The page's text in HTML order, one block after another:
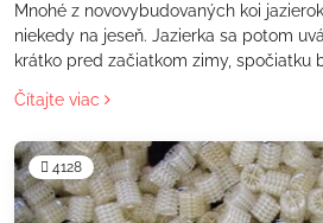
Mnohé z novovybudovaných koi
niekedy na jeseň. Jazierka sa potom
krátko pred začiatkom zimy, spočiatku
Teraz vyvstáva otázka, či sa dá biofilter
Čítajte viac
4128